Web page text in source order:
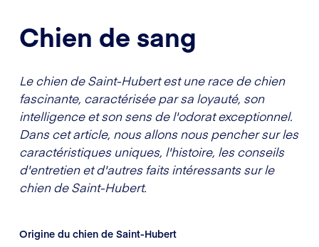
Chien de sang
Le chien de Saint-Hubert est une race de chien
fascinante, caractérisée par sa loyauté, son
intelligence et son sens de l'odorat exceptionnel.
Dans cet article, nous allons nous pencher sur les
caractéristiques uniques, l'histoire, les conseils
d'entretien et d'autres faits intéressants sur le
chien de Saint-Hubert.
Origine du chien de Saint-Hubert